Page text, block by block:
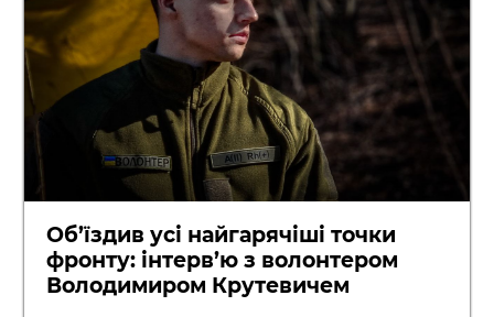
Об’їздив усі найгарячіші точки
фронту: інтерв’ю з волонтером
Володимиром Крутевичем